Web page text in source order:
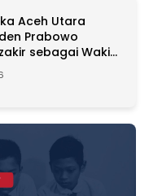
Aceh Utara
Prabowo
sebagai Wakil